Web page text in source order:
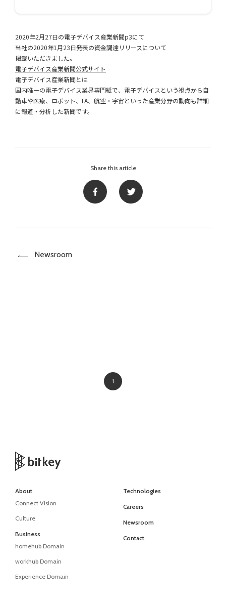
2020年2月27日の電子デバイス産業新聞p3にて
当社の2020年1月23日発表の資金調達リリースについて
掲載いただきました。
電子デバイス産業新聞公式サイト
電子デバイス産業新聞とは
国内唯一の電子デバイス業界専門紙で、電子デバイスという視点から自
動車や医療、ロボット、FA、航空・宇宙といった産業分野の動向も詳細
に報道・分析した新聞です。
Share this article
Newsroom
1
About
Connect Vision
Culture
Business
homehub Domain
workhub Domain
Experience Domain
Technologies
Careers
Newsroom
Contact